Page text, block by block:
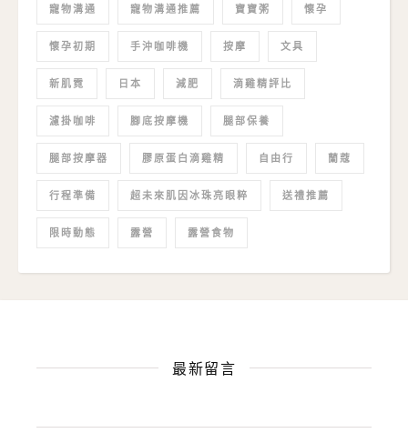
寵物溝通 寵物溝通推薦 寶寶粥 懷孕
懷孕初期 手沖咖啡機 按摩 文具
新肌霓 日本 減肥 滴雞精評比
濾掛咖啡 腳底按摩機 腿部保養
腿部按摩器 膠原蛋白滴雞精 自由行 蘭蔻
行程準備 超未來肌因冰珠亮眼粹 送禮推薦
限時動態 露營 露營食物
最新留言